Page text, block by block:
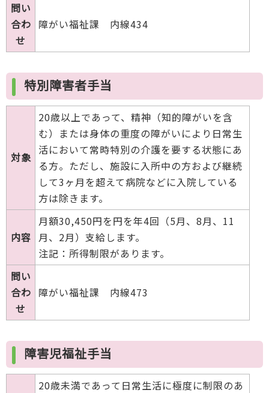
問い
合わ
せ
障がい福祉課 内線434
特別障害者手当
対象
20歳以上であって、精神（知的障がいを含
む）または身体の重度の障がいにより日常生
活において常時特別の介護を要する状態にあ
る方。ただし、施設に入所中の方および継続
して3ヶ月を超えて病院などに入院している
方は除きます。
内容
月額30,450円を円を年4回（5月、8月、11
月、2月）支給します。
注記：所得制限があります。
問い
合わ
せ
障がい福祉課 内線473
障害児福祉手当
20歳未満であって日常生活に極度に制限のあ